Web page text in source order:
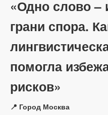
«Одно слово –
грани спора.
помогла
рисков»
📍 Город Москва